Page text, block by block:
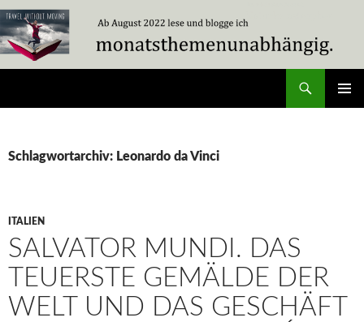
Zum
Inhalt
springen
Schlagwortarchiv: Leonardo da Vinci
ITALIEN
SALVATOR MUNDI. DAS
TEUERSTE GEMÄLDE DER
WELT UND DAS GESCHÄFT